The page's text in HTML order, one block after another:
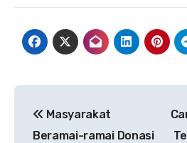
pos
Masyarakat
Beramai-ramai Donasi